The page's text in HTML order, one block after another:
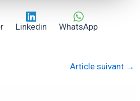
Linkedin WhatsApp
Article suivant →